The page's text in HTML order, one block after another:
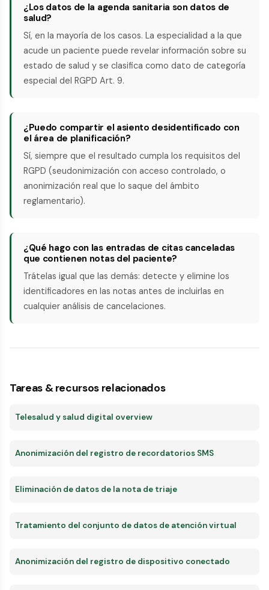
¿Los datos de la agenda sanitaria son datos de
salud?
Sí, en la mayoría de los casos. La especialidad a la que
acude un paciente puede revelar información sobre su
estado de salud y se clasifica como dato de categoría
especial del RGPD Art. 9.
¿Puedo compartir el asiento desidentificado con
el área de planificación?
Sí, siempre que el resultado cumpla los requisitos del
RGPD (seudonimización con acceso controlado, o
anonimización real que lo saque del ámbito
reglamentario).
¿Qué hago con las entradas de citas canceladas
que contienen notas del paciente?
Trátelas igual que las demás: detecte y elimine los
identificadores en las notas antes de incluirlas en
cualquier análisis de cancelaciones.
Tareas & recursos relacionados
Telesalud y salud digital overview
Anonimización del registro de recordatorios SMS
Eliminación de datos de la nota de triaje
Tratamiento del conjunto de datos de atención virtual
Anonimización del registro de dispositivo conectado